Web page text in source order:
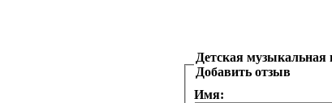
Детская
Добавить отзыв
Имя: